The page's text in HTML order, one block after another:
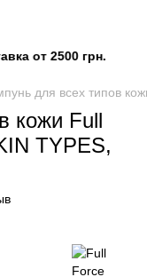
от 2500 грн.
для всех типов
кожи Full
TYPES,